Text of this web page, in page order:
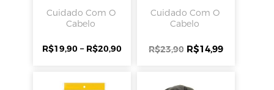
Cuidado Com O
Cabelo
R$19,90 – R$20,90
Cuidado Com O
Cabelo
R$23,90 R$14,99